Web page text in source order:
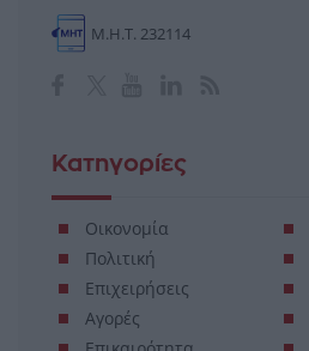
Μ.Η.Τ. 232114
Κατηγορίες
Οικονομία
Πολιτική
Επιχειρήσεις
Αγορές